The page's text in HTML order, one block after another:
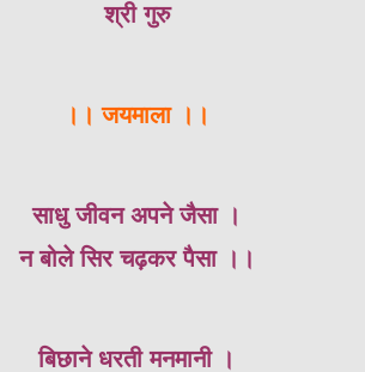
श्री गुरु
।। जयमाला ।।
साधु जीवन अपने जैसा ।
न बोले सिर चढ़कर पैसा ।।
बिछाने धरती मनमानी ।